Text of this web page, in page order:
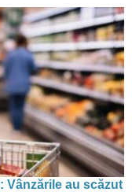
Vânzările au scăzut